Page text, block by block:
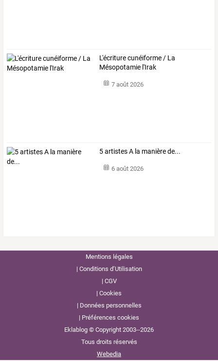
L'écriture cunéiforme / La
Mésopotamie l'Irak
7 août 2026
5 artistes A la manière de...
6 août 2026
Mentions légales
Conditions d’Utilisation
CGV
Cookies
Données personnelles
Préférences cookies
Eklablog © Copyright 2003--2026
Tous droits réservés
Webedia